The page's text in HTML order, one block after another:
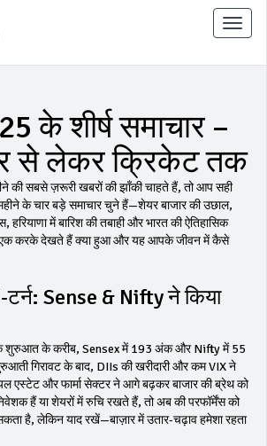
टॉगल
से
के शीर्ष समाचार –
से लेकर क्रिकेट तक
की सबसे ज़रूरी खबरों की झाँकी चाहते हैं, तो आप सही
के चार बड़े समाचार चुने हैं—शेयर बाजार की उछाल,
हरियाणा में बारिश की तबाही और भारत की ऐतिहासिक
करके देखते हैं क्या हुआ और यह आपके जीवन में कैसे
Sense & Nifty ने किया
शुरुआत के करीब, Sensex में 193 अंक और Nifty में 55
गिरावट के बाद, DIIs की खरीदारी और कम VIX ने
एस्टेट और फार्मा सेक्टर ने आगे बढ़कर बाजार की ब्रेथ को
हैं या शेयरों में रुचि रखते हैं, तो अब की परफॉर्मेंस को
है, लेकिन याद रखें—बाज़ार में उतार-चढ़ाव हमेशा रहता